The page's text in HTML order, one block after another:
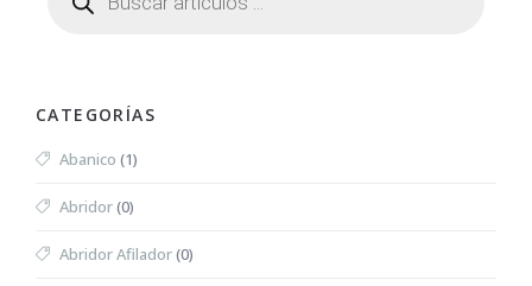
CATEGORÍAS
Abanico (1)
Abridor(0)
Abridor Afilador(0)